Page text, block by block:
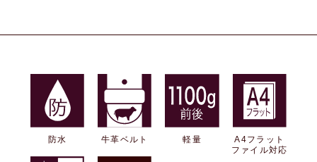
防水 牛革ベルト 軽量
A4フラット
ファイル対応